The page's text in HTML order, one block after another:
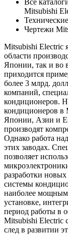
Все
Mitsubishi
Чертежи
Mitsubishi Electric
области
Японии, так и во
приходится
более 3 млрд.
компаний,
кондиционеров.
кондиционеров в
Японии, Азии и
производят
Однако работа
этих заводах.
позволяет
разработки
системы
наиболее
установке,
период работы в
Mitsubishi Electric
след в развитии